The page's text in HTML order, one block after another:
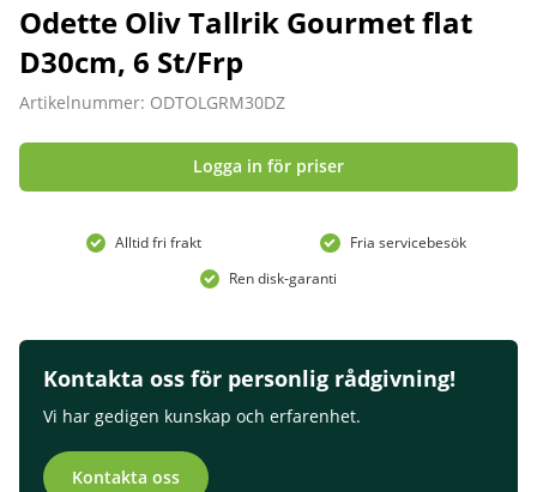
Odette Oliv Tallrik Gourmet flat
D30cm, 6 St/Frp
Artikelnummer: ODTOLGRM30DZ
Logga in för priser
Alltid fri frakt
Fria servicebesök
Ren disk-garanti
Kontakta oss för personlig rådgivning!
Vi har gedigen kunskap och erfarenhet.
Kontakta oss